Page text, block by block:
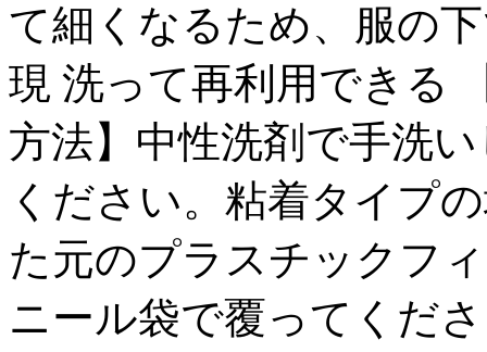
て細くなるため、服の
現 洗って再利用できる
方法】中性洗剤で手洗
ください。粘着タイプ
た元のプラスチックフ
ニール袋で覆ってくだ